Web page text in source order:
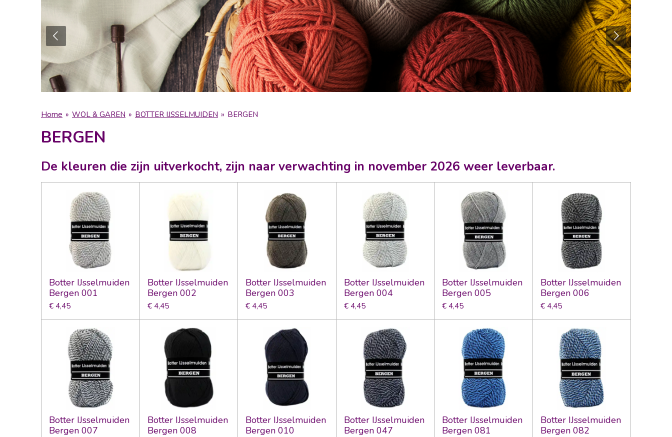
Home » WOL & GAREN » BOTTER IJSSELMUIDEN » BERGEN
BERGEN
De kleuren die zijn uitverkocht, zijn naar verwachting in november 2026 weer leverbaar.
Botter IJsselmuiden
Bergen 001
€ 4,45
Botter IJsselmuiden
Bergen 002
€ 4,45
Botter IJsselmuiden
Bergen 003
€ 4,45
Botter IJsselmuiden
Bergen 004
€ 4,45
Botter IJsselmuiden
Bergen 005
€ 4,45
Botter IJsselmuiden
Bergen 006
€ 4,45
Botter IJsselmuiden
Bergen 007
Botter IJsselmuiden
Bergen 008
Botter IJsselmuiden
Bergen 010
Botter IJsselmuiden
Bergen 047
Botter IJsselmuiden
Bergen 081
Botter IJsselmuiden
Bergen 082